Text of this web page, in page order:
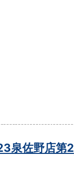
泉佐野店第2